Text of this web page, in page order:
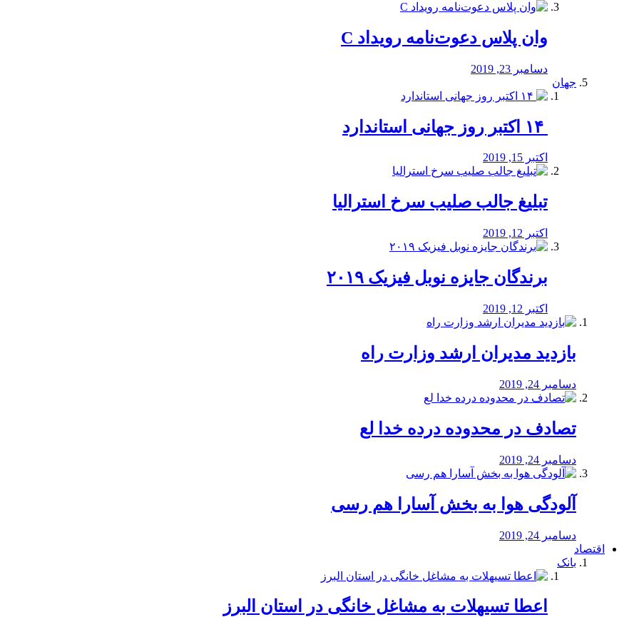
وان پلاس دعوت‌نامه رویداد C
دسامبر 23, 2019
جهان
اکتبر 15, 2019
تبلیغ جالب صلیب سرخ استرالیا
اکتبر 12, 2019
برندگان جایزه نوبل فیزیک ۲۰۱۹
اکتبر 12, 2019
بازدید مدیران ارشد وزارت راه
دسامبر 24, 2019
تصادف در محدوده درده خدا لع
دسامبر 24, 2019
آلودگی هوا به بخش آسارا هم رسی
دسامبر 24, 2019
اقتصاد
بانک
️اعطا تسیهلات به مشاغل خانگی در استان البرز